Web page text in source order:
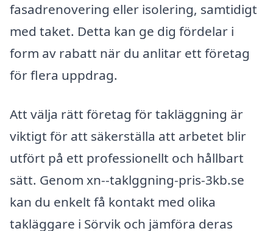
fasadrenovering eller isolering, samtidigt
med taket. Detta kan ge dig fördelar i
form av rabatt när du anlitar ett företag
för flera uppdrag.
Att välja rätt företag för takläggning är
viktigt för att säkerställa att arbetet blir
utfört på ett professionellt och hållbart
sätt. Genom xn--taklggning-pris-3kb.se
kan du enkelt få kontakt med olika
takläggare i Sörvik och jämföra deras